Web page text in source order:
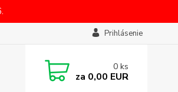
Prihlásenie
0 ks
za 0,00 EUR